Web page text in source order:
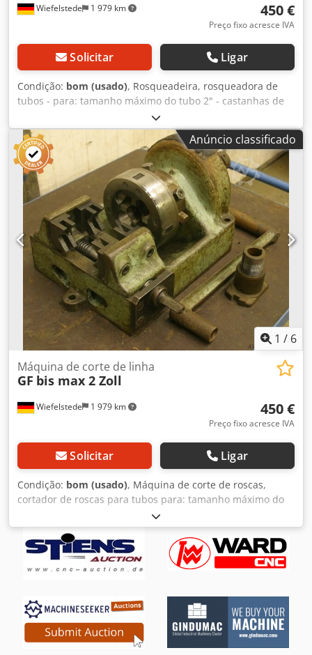
Wiefelstede 1 979 km 450 €
Preço fixo acresce IVA
Solicitar Ligar
Condição: bom (usado), Rosqueadeira, rosqueadora de
tubos - para: tamanho máximo do tubo 2" - castanhas de
corte: 1" - acionamento: através de 3 engrenagens -
dimensões: 550/360/A240 mm - peso: 55 kg Chjdpfeb A
Iyaex Airsa
Anúncio classificado
1 / 6
Wiefelstede 1 979 km
Máquina de corte de linha
GF bis max 2 Zoll
450 €
Preço fixo acresce IVA
Solicitar Ligar
Condição: bom (usado), Máquina de corte de roscas,
cortador de roscas para tubos para: tamanho máximo do
tubo 2 polegadas morsas de corte: 1 polegada
acionamento: via 3 engrenagens dimensões: 550/360/A240
mm Csdsb A Rzwepfx Aireha peso: 60 kg